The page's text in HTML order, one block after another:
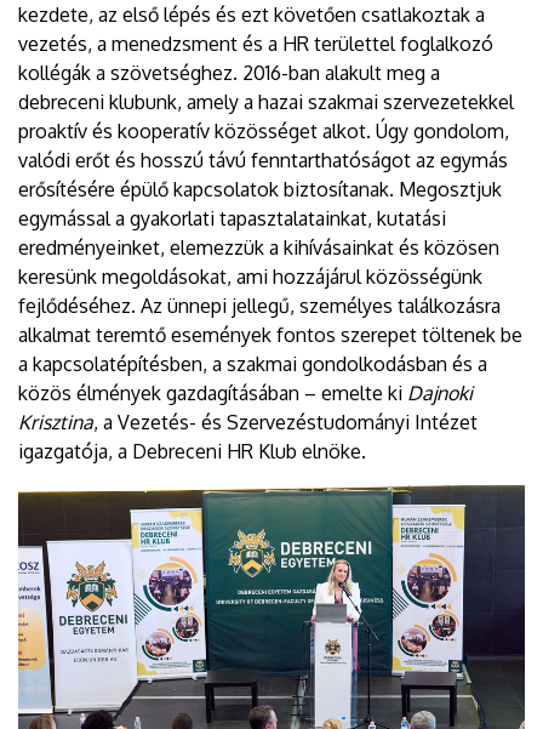
kezdete, az első lépés és ezt követően csatlakoztak a
vezetés, a menedzsment és a HR területtel foglalkozó
kollégák a szövetséghez. 2016-ban alakult meg a
debreceni klubunk, amely a hazai szakmai szervezetekkel
proaktív és kooperatív közösséget alkot. Úgy gondolom,
valódi erőt és hosszú távú fenntarthatóságot az egymás
erősítésére épülő kapcsolatok biztosítanak. Megosztjuk
egymással a gyakorlati tapasztalatainkat, kutatási
eredményeinket, elemezzük a kihívásainkat és közösen
keresünk megoldásokat, ami hozzájárul közösségünk
fejlődéséhez. Az ünnepi jellegű, személyes találkozásra
alkalmat teremtő események fontos szerepet töltenek be
a kapcsolatépítésben, a szakmai gondolkodásban és a
közös élmények gazdagításában – emelte ki Dajnoki
Krisztina, a Vezetés- és Szervezéstudományi Intézet
igazgatója, a Debreceni HR Klub elnöke.